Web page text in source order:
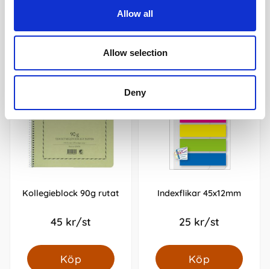
Allow all
Allow selection
Deny
Andra köpte även
Kollegieblock 90g rutat
45 kr/st
Köp
Indexflikar 45x12mm
25 kr/st
Köp